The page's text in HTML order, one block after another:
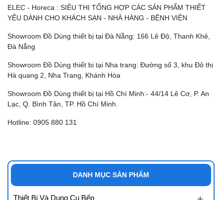
ELEC - Horeca : SIÊU THỊ TỔNG HỢP CÁC SẢN PHẨM THIẾT
YẾU DÀNH CHO KHÁCH SẠN - NHÀ HÀNG - BỆNH VIỆN
Showroom Đồ Dùng thiết bị tại Đà Nẵng: 166 Lê Độ, Thanh Khê,
Đà Nẵng
Showroom Đồ Dùng thiết bị tại Nha trang: Đường số 3, khu Đô thị
Hà quang 2, Nha Trang, Khánh Hòa
Showroom Đồ Dùng thiết bị tại Hồ Chí Minh:- 44/14 Lê Cơ, P. An
Lạc, Q. Bình Tân, TP. Hồ Chí Minh.
Hotline: 0905 880 131
DANH MỤC SẢN PHẨM
Thiết Bị Và Dụng Cụ Bếp